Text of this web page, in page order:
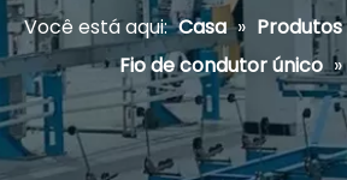
Você está aqui: Casa » Produtos
Fio de condutor único »